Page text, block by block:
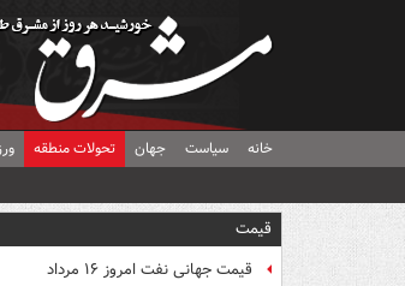
خانه سیاست جهان تحولات منطقه
قیمت
قیمت جهانی نفت امروز ۱۶ مرداد